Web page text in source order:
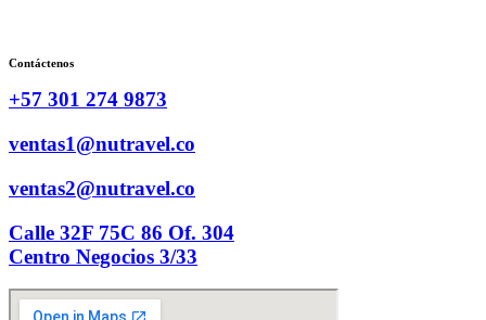
Contáctenos
+57 301 274 9873
ventas1@nutravel.co
ventas2@nutravel.co
Calle 32F 75C 86 Of. 304
Centro Negocios 3/33